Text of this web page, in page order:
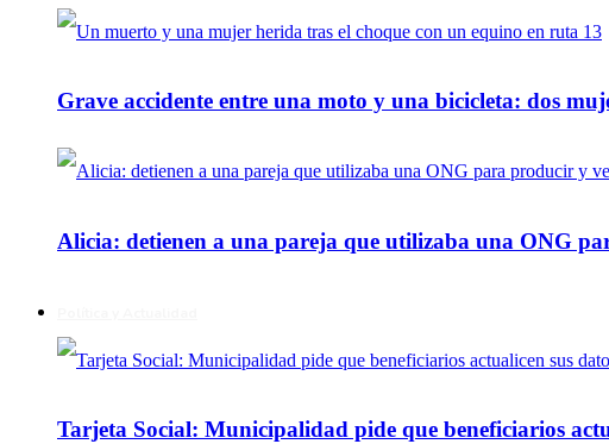
Grave accidente entre una moto y una bicicleta: dos
Alicia: detienen a una pareja que utilizaba una ONG
Tarjeta Social: Municipalidad pide que beneficiarios